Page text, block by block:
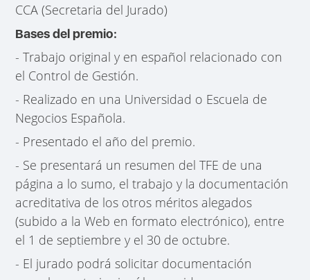
CCA (Secretaria del Jurado)
Bases del premio:
- Trabajo original y en español relacionado con
el Control de Gestión.
- Realizado en una Universidad o Escuela de
Negocios Española.
- Presentado el año del premio.
- Se presentará un resumen del TFE de una
página a lo sumo, el trabajo y la documentación
acreditativa de los otros méritos alegados
(subido a la Web en formato electrónico), entre
el 1 de septiembre y el 30 de octubre.
- El jurado podrá solicitar documentación